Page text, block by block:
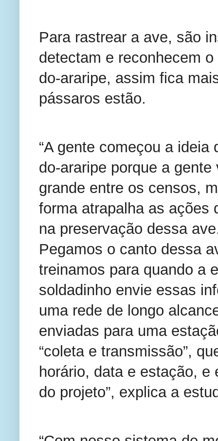
Para rastrear a ave, são
detectam e reconhecem
do-araripe, assim fica
pássaros estão.
“A gente começou a
do-araripe porque a
grande entre os censos,
forma atrapalha as ações
na preservação dessa
Pegamos o canto dessa
treinamos para quando a
soldadinho envie essas
uma rede de longo
enviadas para uma
“coleta e transmissão”,
horário, data e estação,
do projeto”, explica a